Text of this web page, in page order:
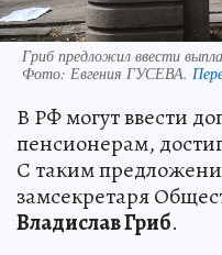
Гриб предложил ввести
Фото: Евгения ГУСЕВА.
В РФ могут ввести
пенсионерам,
С таким
замсекретаря
Владислав Гриб.